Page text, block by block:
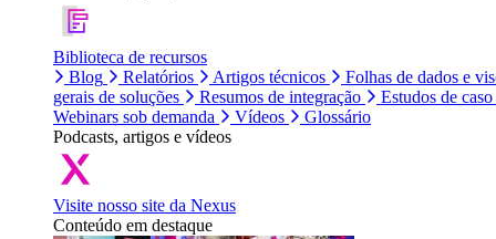
Biblioteca de recursos
Blog
Relatórios Artigos técnicos
Folhas de dados e
gerais de soluções
Resumos de integração
Estudos de caso
Webinars sob demanda
Vídeos
Glossário
Podcasts, artigos e vídeos
Visite nosso site da Nexus
Conteúdo em destaque